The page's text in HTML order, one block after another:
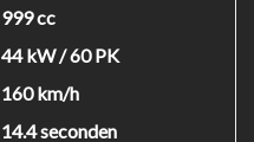
999 cc
44 kW / 60 PK
160 km/h
14.4 seconden